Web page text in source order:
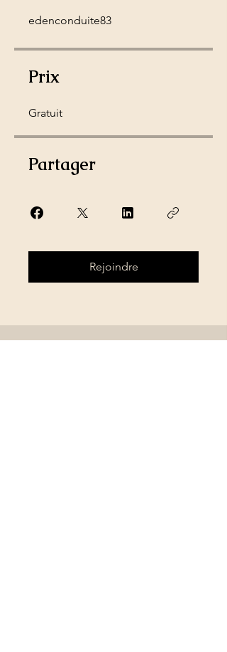
edenconduite83
Prix
Gratuit
Partager
Rejoindre